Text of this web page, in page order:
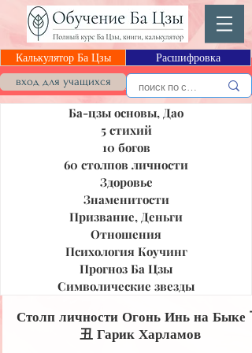
Калькулятор Ба Цзы Расшифровка
вход для учащихсяБлог Ба Цзы
Ба-цзы основы, Дао
5 стихий
10 богов
60 столпов личности
Здоровье
Знаменитости
Призвание, Деньги
Отношения
Психология Коучинг
Прогноз Ба Цзы
Символические звезды
Столп личности Огонь Инь на Быке
丑 Гарик Харламов